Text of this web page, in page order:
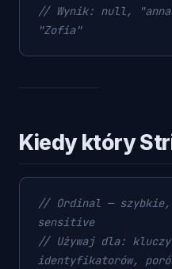
// Wynik: null,
"Zofia"
Kiedy który
// Ordinal —
sensitive
// Używaj dla: kluczy
identyfikatorów,